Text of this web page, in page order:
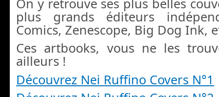
On y retrouve ses plus belles
plus grands éditeurs
Comics, Zenescope, Big Dog Ink,
Ces artbooks, vous ne les
ailleurs !
Découvrez Nei Ruffino Covers N°1